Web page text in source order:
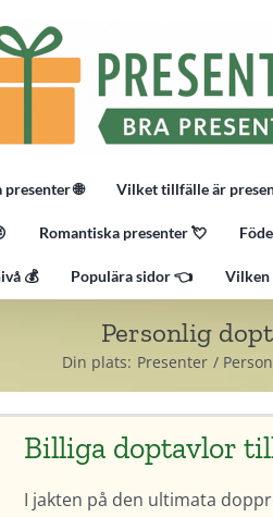
🌐 Vilket tillfälle är
Romantiska presenter 💘
💰 Populära sidor 👈 Vilken
Personlig
Din plats: Presenter
Billiga doptavlor
I jakten på den ultimata